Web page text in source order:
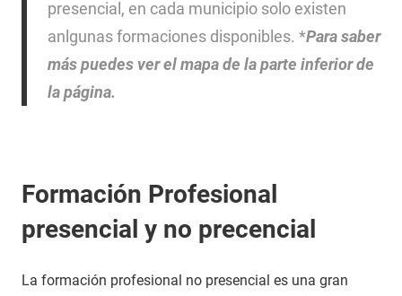
presencial, en cada municipio solo existen
anlgunas formaciones disponibles. *Para saber
más puedes ver el mapa de la parte inferior de
la página.
Formación Profesional
presencial y no precencial
La formación profesional no presencial es una gran